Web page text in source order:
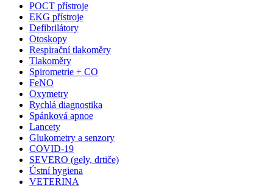
POCT přístroje
EKG přístroje
Defibrilátory
Otoskopy
Respirační tlakoměry
Tlakoměry
Spirometrie + CO
FeNO
Oxymetry
Rychlá diagnostika
Spánková apnoe
Lancety
Glukometry a senzory
COVID-19
SEVERO (gely, drtiče)
Ústní hygiena
VETERINA